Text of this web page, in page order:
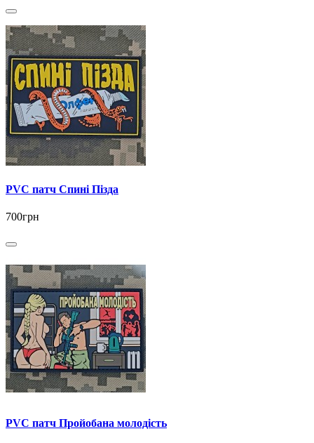
PVC патч Спині Пізда
700грн
PVC патч Пройобана молодість